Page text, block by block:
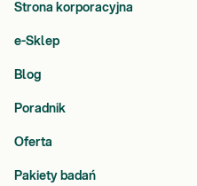
Strona korporacyjna
e-Sklep
Blog
Poradnik
Oferta
Pakiety badań